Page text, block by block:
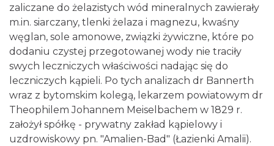
zaliczane do żelazistych wód mineralnych zawierały
m.in. siarczany, tlenki żelaza i magnezu, kwaśny
węglan, sole amonowe, związki żywiczne, które po
dodaniu czystej przegotowanej wody nie traciły
swych leczniczych właściwości nadając się do
leczniczych kąpieli. Po tych analizach dr Bannerth
wraz z bytomskim kolegą, lekarzem powiatowym dr
Theophilem Johannem Meiselbachem w 1829 r.
założył spółkę - prywatny zakład kąpielowy i
uzdrowiskowy pn. "Amalien-Bad" (Łazienki Amalii).